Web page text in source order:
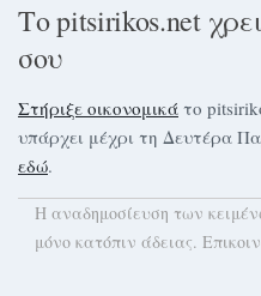
Το pitsirikos.net
σου
Στήριξε οικονομικά το
υπάρχει μέχρι τη Δευτέρα
εδώ.
H αναδημοσίευση των
μόνο κατόπιν άδειας.